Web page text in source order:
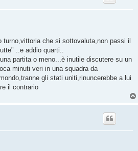
turno,vittoria che si sottovaluta,non passi il
..e addio quarti..
partita o meno...è inutile discutere su un
minuti veri in una squadra da
gli stati uniti,rinuncerebbe a lui
il contrario